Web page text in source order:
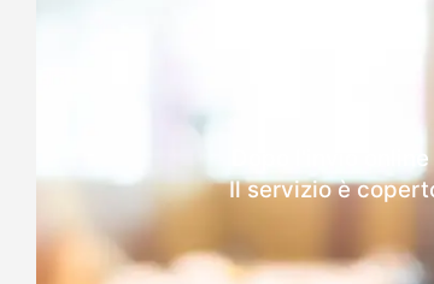
Dopo l'invio
Il servizio è